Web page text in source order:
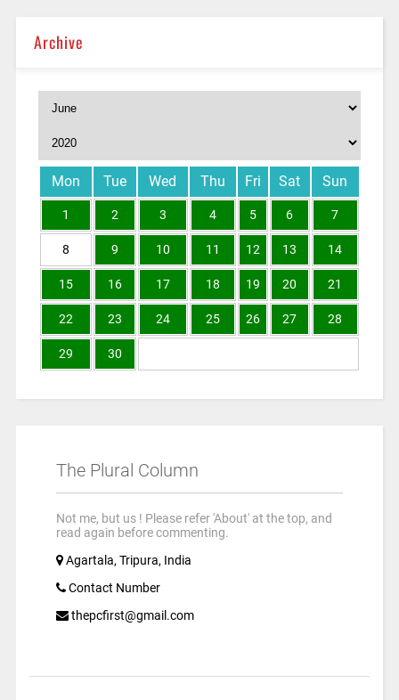
Archive
Mon Tue Wed Thu Fri Sat Sun
1 2 3 4 5 6 7
8 9 10 11 12 13 14
15 16 17 18 19 20 21
22 23 24 25 26 27 28
29 30
The Plural Column
Not me, but us ! Please refer 'About' at the top, and
read again before commenting.
Agartala, Tripura, India
Contact Number
thepcfirst@gmail.com